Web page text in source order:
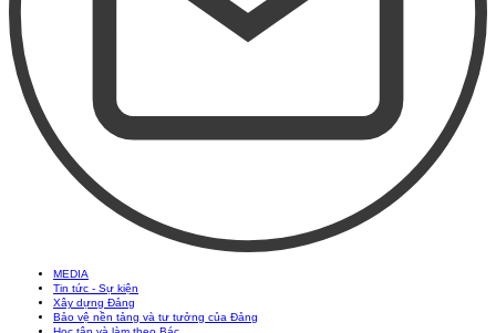
MEDIA
Tin tức - Sự kiện
Xây dựng Đảng
Bảo vệ nền tảng và tư tưởng của Đảng